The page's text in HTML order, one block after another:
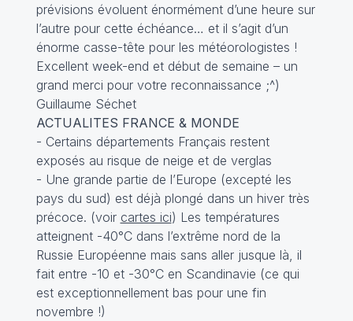
prévisions évoluent énormément d’une heure sur
l’autre pour cette échéance… et il s’agit d’un
énorme casse-tête pour les météorologistes !
Excellent week-end et début de semaine – un
grand merci pour votre reconnaissance ;^)
Guillaume Séchet
ACTUALITES FRANCE & MONDE
- Certains départements Français restent
exposés au risque de neige et de verglas
- Une grande partie de l’Europe (excepté les
pays du sud) est déjà plongé dans un hiver très
précoce. (voir cartes ici) Les températures
atteignent -40°C dans l’extrême nord de la
Russie Européenne mais sans aller jusque là, il
fait entre -10 et -30°C en Scandinavie (ce qui
est exceptionnellement bas pour une fin
novembre !)